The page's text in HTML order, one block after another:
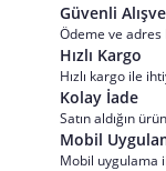
Güvenli
Ödeme ve
Hızlı Kargo
Hızlı kargo ile
Kolay İade
Satın aldığın
Mobil
Mobil uygulama